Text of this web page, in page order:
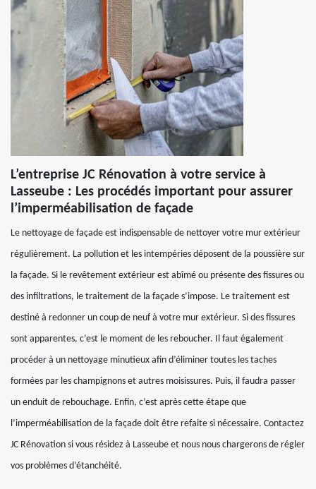
L’entreprise JC Rénovation à votre service à
Lasseube : Les procédés important pour assurer
l’imperméabilisation de façade
Le nettoyage de façade est indispensable de nettoyer votre mur extérieur
régulièrement. La pollution et les intempéries déposent de la poussière sur
la façade. Si le revêtement extérieur est abîmé ou présente des fissures ou
des infiltrations, le traitement de la façade s’impose. Le traitement est
destiné à redonner un coup de neuf à votre mur extérieur. Si des fissures
sont apparentes, c’est le moment de les reboucher. Il faut également
procéder à un nettoyage minutieux afin d’éliminer toutes les taches
formées par les champignons et autres moisissures. Puis, il faudra passer
un enduit de rebouchage. Enfin, c’est après cette étape que
l’imperméabilisation de la façade doit être refaite si nécessaire. Contactez
JC Rénovation si vous résidez à Lasseube et nous nous chargerons de régler
vos problèmes d’étanchéité.